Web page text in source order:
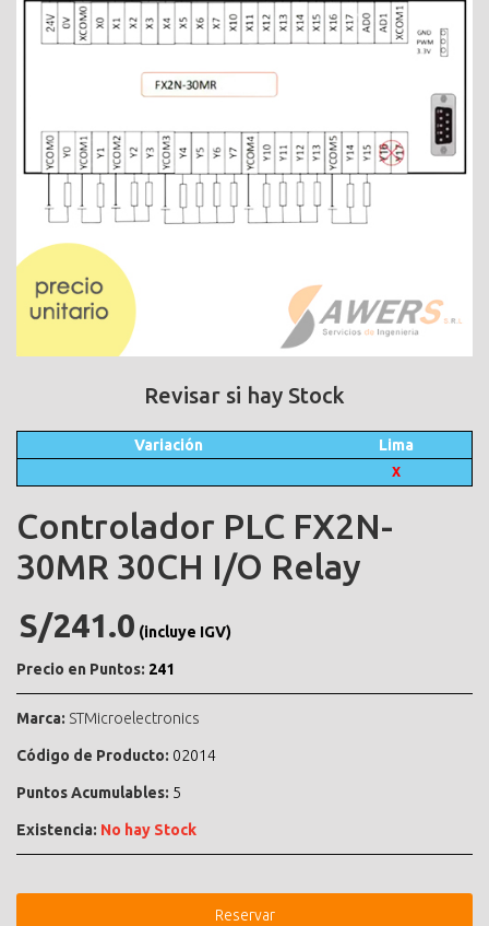
Revisar si hay Stock
Variación Lima
X
Controlador PLC FX2N-
30MR 30CH I/O Relay
S/241.0 (incluye IGV)
Precio en Puntos: 241
Marca: STMicroelectronics
Código de Producto: 02014
Puntos Acumulables: 5
Existencia: No hay Stock
Reservar